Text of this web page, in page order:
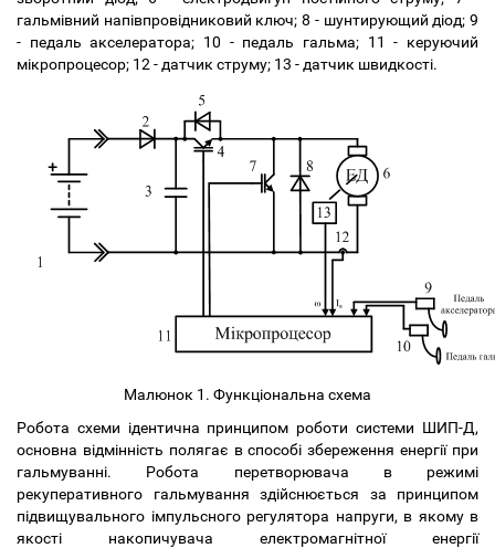
гальмівний напівпровідниковий ключ; 8 - шунтирующий діод; 9
- педаль акселератора; 10 - педаль гальма; 11 - керуючий
мікропроцесор; 12 - датчик струму; 13 - датчик швидкості.
Малюнок 1. Функціональна схема
Робота схеми ідентична принципом роботи системи ШИП-Д,
основна відмінність полягає в способі збереження енергії при
гальмуванні. Робота перетворювача в режимі
рекуперативного гальмування здійснюється за принципом
підвищувального імпульсного регулятора напруги, в якому в
якості накопичувача електромагнітної енергії